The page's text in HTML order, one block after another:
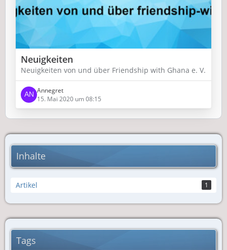
Neuigkeiten
Neuigkeiten von und über Friendship with Ghana e. V.
Annegret
15. Mai 2020 um 08:15
Inhalte
Artikel 1
Tags